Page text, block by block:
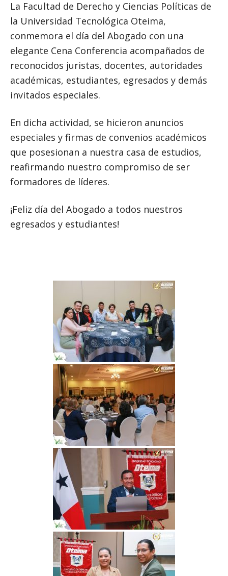
La Facultad de Derecho y Ciencias Políticas de
la Universidad Tecnológica Oteima,
conmemora el día del Abogado con una
elegante Cena Conferencia acompañados de
reconocidos juristas, docentes, autoridades
académicas, estudiantes, egresados y demás
invitados especiales.
En dicha actividad, se hicieron anuncios
especiales y firmas de convenios académicos
que posesionan a nuestra casa de estudios,
reafirmando nuestro compromiso de ser
formadores de líderes.
¡Feliz día del Abogado a todos nuestros
egresados y estudiantes!